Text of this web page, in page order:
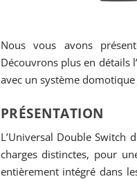
Nous vous avons
Découvrons plus en détails
avec un système domotique
PRÉSENTATION
L’Universal Double
charges distinctes, pour
entièrement intégré dans